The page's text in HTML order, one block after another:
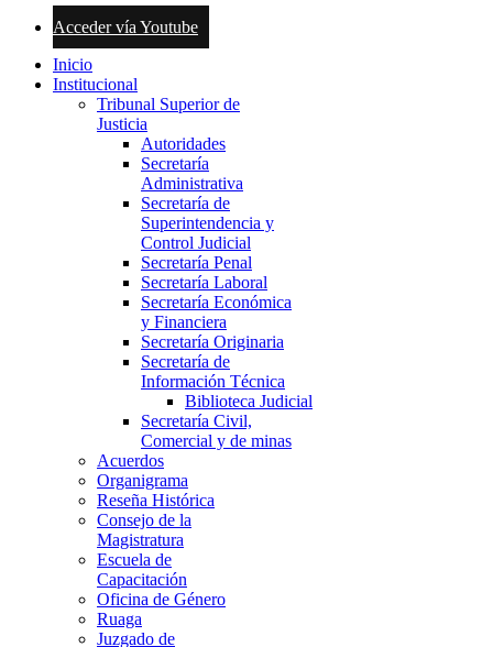
Acceder vía Youtube
Inicio
Institucional
Tribunal Superior de
Justicia
Autoridades
Secretaría
Administrativa
Secretaría de
Superintendencia y
Control Judicial
Secretaría Penal
Secretaría Laboral
Secretaría Económica
y Financiera
Secretaría Originaria
Secretaría de
Información Técnica
Biblioteca Judicial
Secretaría Civil,
Comercial y de minas
Acuerdos
Organigrama
Reseña Histórica
Consejo de la
Magistratura
Escuela de
Capacitación
Oficina de Género
Ruaga
Juzgado de